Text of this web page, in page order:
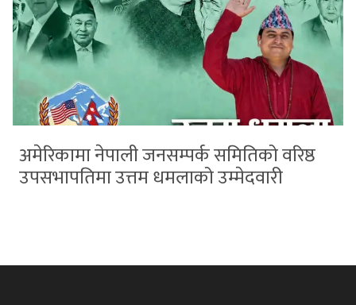
अमेरिकामा नेपाली जनसम्पर्क समितिको वरिष्ठ
उपसभापतिमा उत्तम धमलाको उम्मेदवारी